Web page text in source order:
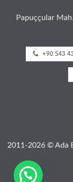
Papuççular
+90 543
2011-2026 © Ada